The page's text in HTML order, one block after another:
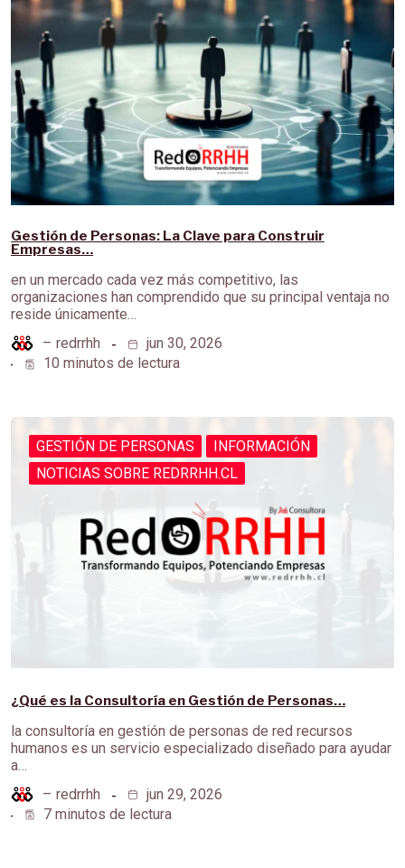
Gestión de Personas: La Clave para Construir
Empresas…
en un mercado cada vez más competitivo, las
organizaciones han comprendido que su principal ventaja no
reside únicamente…
– redrrhh
jun 30, 2026
10 minutos de lectura
GESTIÓN DE PERSONAS
INFORMACIÓN
NOTICIAS SOBRE REDRRHH.CL
¿Qué es la Consultoría en Gestión de Personas…
la consultoría en gestión de personas de red recursos
humanos es un servicio especializado diseñado para ayudar
a…
– redrrhh
jun 29, 2026
7 minutos de lectura